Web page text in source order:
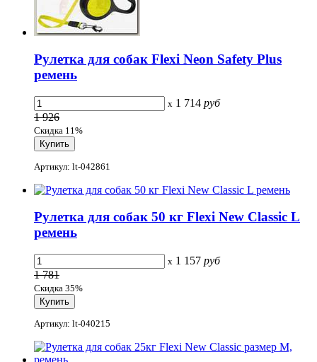
Рулетка для собак Flexi Neon Safety Plus
ремень
x 1 714 руб
1 926
Скидка 11%
Артикул: lt-042861
Рулетка для собак 50 кг Flexi New Classic L
ремень
x 1 157 руб
1 781
Скидка 35%
Артикул: lt-040215